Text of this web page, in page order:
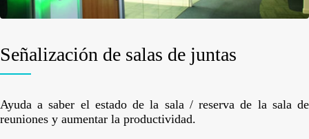
Señalización de salas de juntas
Ayuda a saber el estado de la sala / reserva de la sala de
reuniones y aumentar la productividad.